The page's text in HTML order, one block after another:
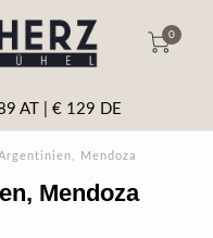
0
AT | € 129 DE
Mendoza
Mendoza